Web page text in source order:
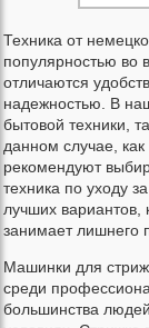
Техника от
популярностью во
отличаются
надежностью. В
бытовой техники,
данном случае,
рекомендуют
техника по уходу
лучших вариантов,
занимает лишнего
Машинки для
среди
большинства